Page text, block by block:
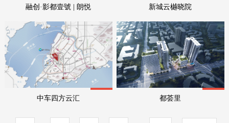
融创·影都壹號 | 朗悦 新城云樾晓院
中车四方云汇
均价:元
都荟里
均价:元